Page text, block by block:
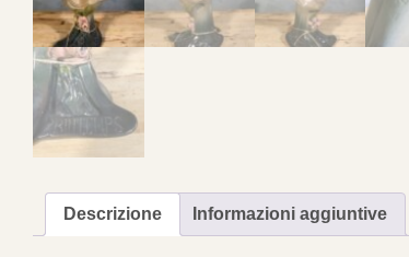
Descrizione Informazioni aggiuntive